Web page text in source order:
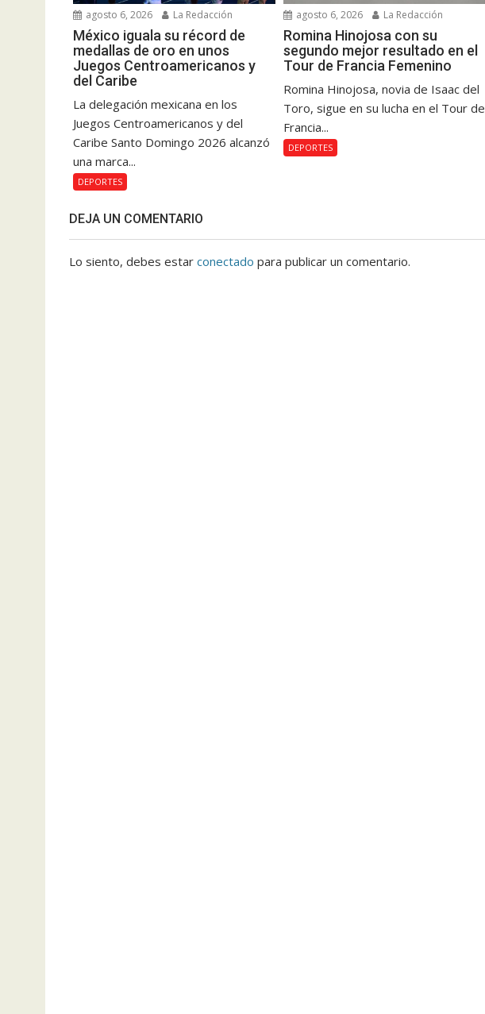
agosto 6, 2026 La Redacción
México iguala su récord de
medallas de oro en unos
Juegos Centroamericanos y
del Caribe
La delegación mexicana en los
Juegos Centroamericanos y del
Caribe Santo Domingo 2026 alcanzó
una marca...
DEPORTES
agosto 6, 2026 La Redacción
Romina Hinojosa con su
segundo mejor resultado en el
Tour de Francia Femenino
Romina Hinojosa, novia de Isaac del
Toro, sigue en su lucha en el Tour de
Francia...
DEPORTES
DEJA UN COMENTARIO
Lo siento, debes estar conectado para publicar un comentario.